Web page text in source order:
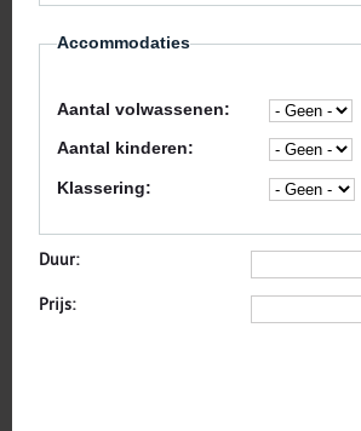
Accommodaties
Aantal volwassenen:
Aantal kinderen:
Klassering:
Duur:
Prijs: